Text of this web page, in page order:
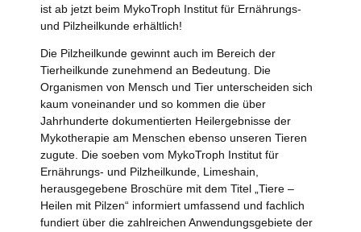
ist ab jetzt beim MykoTroph Institut für Ernährungs-
und Pilzheilkunde erhältlich!
Die Pilzheilkunde gewinnt auch im Bereich der
Tierheilkunde zunehmend an Bedeutung. Die
Organismen von Mensch und Tier unterscheiden sich
kaum voneinander und so kommen die über
Jahrhunderte dokumentierten Heilergebnisse der
Mykotherapie am Menschen ebenso unseren Tieren
zugute. Die soeben vom MykoTroph Institut für
Ernährungs- und Pilzheilkunde, Limeshain,
herausgegebene Broschüre mit dem Titel „Tiere –
Heilen mit Pilzen“ informiert umfassend und fachlich
fundiert über die zahlreichen Anwendungsgebiete der